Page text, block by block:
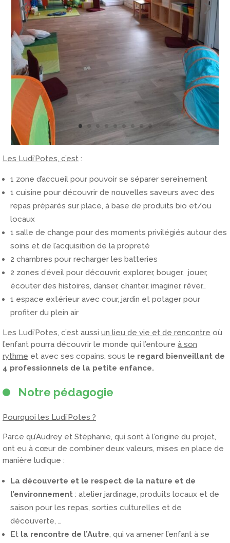
Les Ludi’Potes, c’est :
1 zone d’accueil pour pouvoir se séparer sereinement
1 cuisine pour découvrir de nouvelles saveurs avec des
repas préparés sur place, à base de produits bio et/ou
locaux
1 salle de change pour des moments privilégiés autour des
soins et de l’acquisition de la propreté
2 chambres pour recharger les batteries
2 zones d’éveil pour découvrir, explorer, bouger, jouer,
écouter des histoires, danser, chanter, imaginer, rêver…
1 espace extérieur avec cour, jardin et potager pour
profiter du plein air
Les Ludi’Potes, c’est aussi un lieu de vie et de rencontre où
l’enfant pourra découvrir le monde qui l’entoure à son
rythme et avec ses copains, sous le regard bienveillant de
4 professionnels de la petite enfance.
Notre pédagogie
Pourquoi les Ludi’Potes ?
Parce qu’Audrey et Stéphanie, qui sont à l’origine du projet,
ont eu à cœur de combiner deux valeurs, mises en place de
manière ludique :
La découverte et le respect de la nature et de
l’environnement : atelier jardinage, produits locaux et de
saison pour les repas, sorties culturelles et de
découverte, …
Et la rencontre de l’Autre , qui va amener l’enfant à se